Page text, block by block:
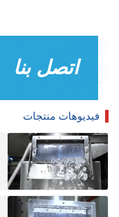
اتصل بنا
فيديوهات منتجات